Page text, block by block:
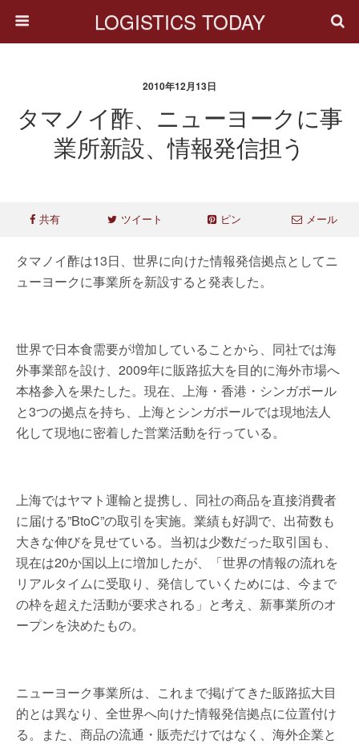
LOGISTICS TODAY
2010年12月13日
タマノイ酢、ニューヨークに事
業所新設、情報発信担う
共有 ツイート ピン メール
タマノイ酢は13日、世界に向けた情報発信拠点としてニ
ューヨークに事業所を新設すると発表した。
世界で日本食需要が増加していることから、同社では海
外事業部を設け、2009年に販路拡大を目的に海外市場へ
本格参入を果たした。現在、上海・香港・シンガポール
と3つの拠点を持ち、上海とシンガポールでは現地法人
化して現地に密着した営業活動を行っている。
上海ではヤマト運輸と提携し、同社の商品を直接消費者
に届ける”BtoC”の取引を実施。業績も好調で、出荷数も
大きな伸びを見せている。当初は少数だった取引国も、
現在は20か国以上に増加したが、「世界の情報の流れを
リアルタイムに受取り、発信していくためには、今まで
の枠を超えた活動が要求される」と考え、新事業所のオ
ープンを決めたもの。
ニューヨーク事業所は、これまで掲げてきた販路拡大目
的とは異なり、全世界へ向けた情報発信拠点に位置付け
る。また、商品の流通・販売だけではなく、海外企業と